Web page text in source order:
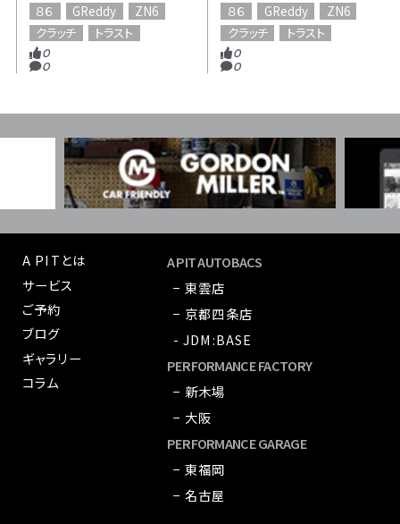
８６ GReddy
ZN6
クラッチ
トラスト
0
0
８６ GReddy
ZN6
クラッチ
トラスト
0
0
A PITとは
サービス
ご予約
ブログ
ギャラリー
コラム
A PIT AUTOBACS
− 東雲店
− 京都四条店
- JDM:BASE
PERFORMANCE FACTORY
− 新木場
− 大阪
PERFORMANCE GARAGE
− 東福岡
− 名古屋